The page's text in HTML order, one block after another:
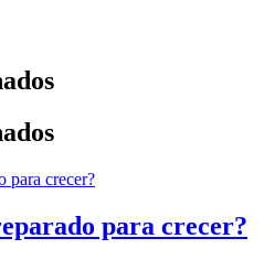
para crecer?